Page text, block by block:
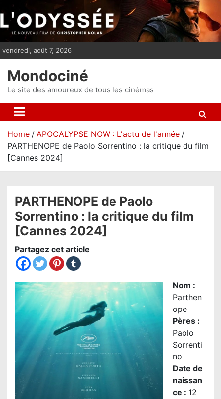
i
p
n
vendredi, août 7, 2026
Mondociné
Le site des amoureux de tous les cinémas
Home
APOCALYPSE NOW : L'actu de l'année
PARTHENOPE de Paolo Sorrentino : la critique du film
[Cannes 2024]
PARTHENOPE de Paolo
Sorrentino : la critique du film
[Cannes 2024]
Partagez cet article
Nom :
Parthen
ope
Pères :
Paolo
Sorrenti
no
Date de
naissan
ce : 12